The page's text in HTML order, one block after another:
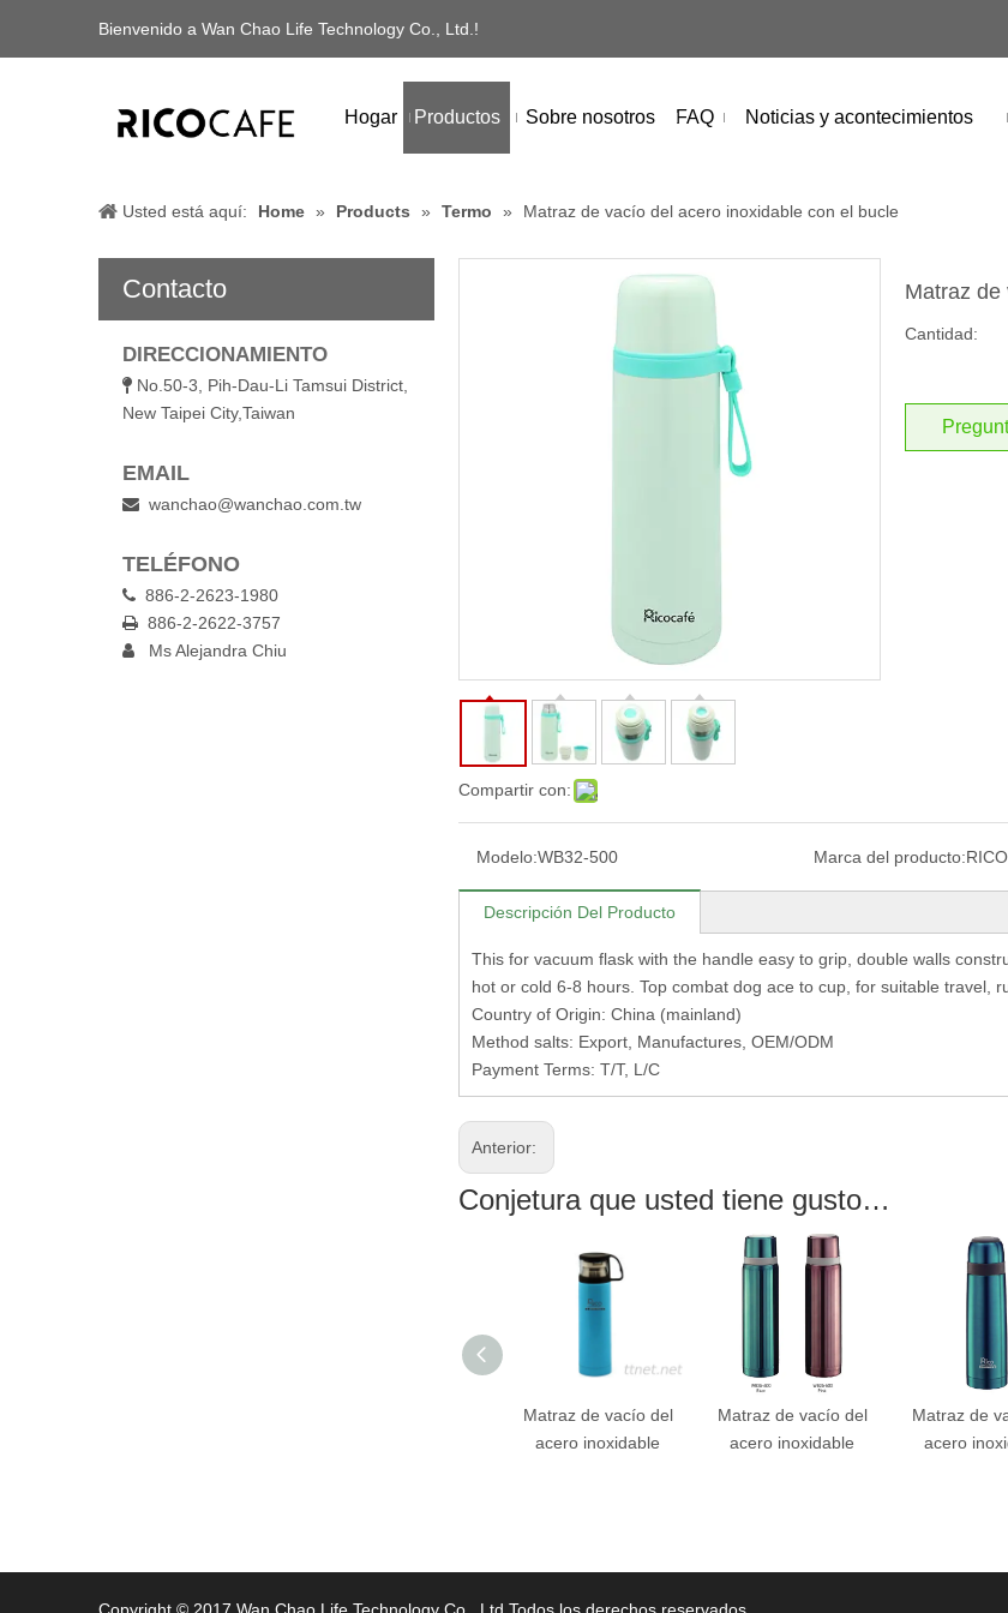
Bienvenido a Wan Chao Life Technology Co., Ltd.!
Hogar Productos Sobre nosotros FAQ Noticias y acontecimientos
Usted está aquí: Home » Products » Termo » Matraz de vacío del acero inoxidable con el bucle
Contacto
DIRECCIONAMIENTO
 No.50-3, Pih-Dau-Li Tamsui District,
New Taipei City,Taiwan
EMAIL
 wanchao@wanchao.com.tw
TELÉFONO
 886-2-2623-1980
 886-2-2622-3757
 Ms Alejandra Chiu
Compartir con:
Matraz de
Cantidad:
Modelo:WB32-500 Marca del producto:RICO
Descripción Del Producto
This for vacuum flask with the handle easy to grip, double walls
hot or cold 6-8 hours. Top combat dog ace to cup, for suitable travel,
Country of Origin: China (mainland)
Method salts: Export, Manufactures, OEM/ODM
Payment Terms: T/T, L/C
Anterior:
Conjetura que usted tiene gusto…
Matraz de vacío del
acero inoxidable
Matraz de vacío del
acero inoxidable
Matraz de
acero
Copyright © 2017 Wan Chao Life Technology Co., Ltd.Todos los derechos reservados.